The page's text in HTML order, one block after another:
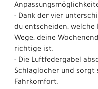
- Dank der vier
du entscheiden,
Wege, deine
richtige ist.
- Die Luftfedergabel
Schlaglöcher und sorgt
Fahrkomfort.